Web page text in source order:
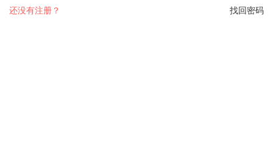
找回密码
还没有注册？